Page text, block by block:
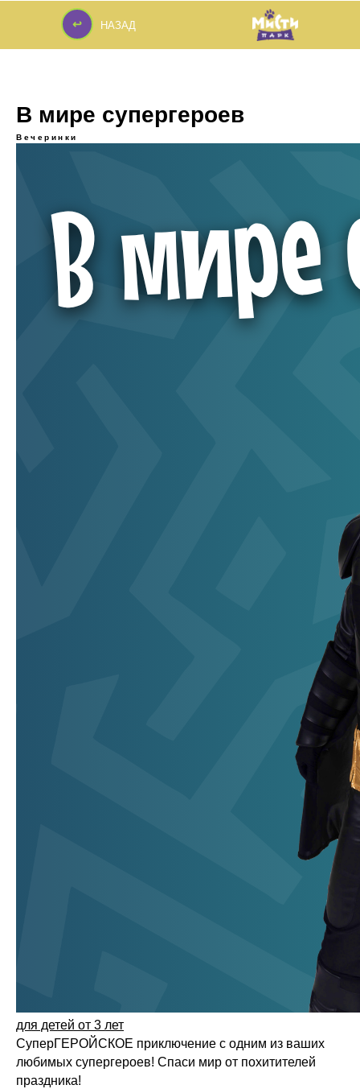
↩
НАЗАД
↩
В мире супергероев
Вечеринки
для детей от 3 лет
СуперГЕРОЙСКОЕ приключение с одним из ваших
любимых супергероев! Спаси мир от похитителей
праздника!